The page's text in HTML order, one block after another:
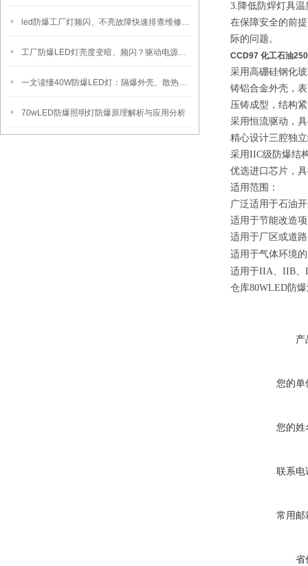
led防爆工厂灯频闪、不亮故障快速排查维修方法
工厂防爆LED灯亮度变暗、频闪？驱动电源故障检修方法
一文读懂40W防爆LED灯：隔爆外壳、散热、防爆认证原理
70wLED防爆照明灯防爆原理解析与应用分析
3.降低防焊灯具温
在保障安全的前
际的问题。
CCD97 化工石油
采用高硼硅钢化
铸铝合金外壳，
压铸成型，结构
采用恒流驱动，
精心设计三腔独
采用IIC级防爆结
优选进口芯片，
适用范围：
广泛适用于石油
适用于节能改造
适用于厂区或道
适用于气体环境
适用于IIA、IIB、
仓库80WLED防
产
您的单
您的姓
联系电
常用邮
省